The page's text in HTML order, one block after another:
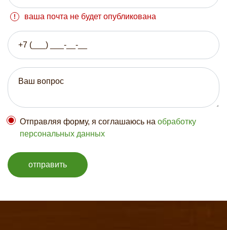
ваша почта не будет опубликована
Отправляя форму, я соглашаюсь на обработку
персональных данных
отправить